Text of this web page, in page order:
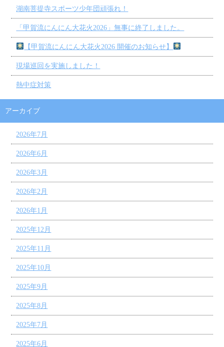
湖南菩提寺スポーツ少年団頑張れ！
「甲賀流にんにん大花火2026」無事に終了しました。
【甲賀流にんにん大花火2026 開催のお知らせ】
現場巡回を実施しました！
熱中症対策
アーカイブ
2026年7月
2026年6月
2026年3月
2026年2月
2026年1月
2025年12月
2025年11月
2025年10月
2025年9月
2025年8月
2025年7月
2025年6月